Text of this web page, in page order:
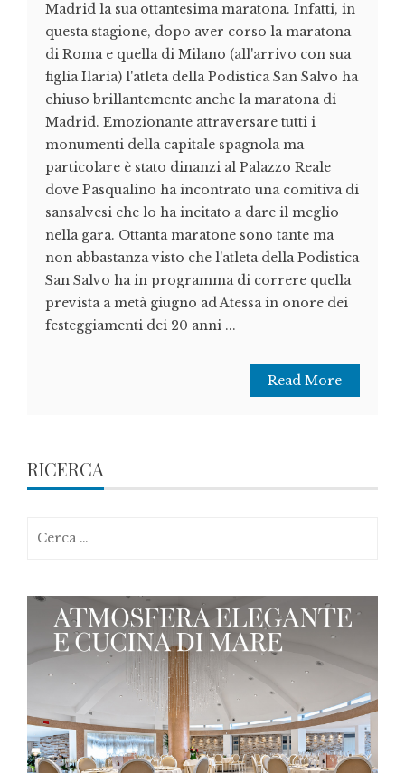
Madrid la sua ottantesima maratona. Infatti, in
questa stagione, dopo aver corso la maratona
di Roma e quella di Milano (all'arrivo con sua
figlia Ilaria) l'atleta della Podistica San Salvo ha
chiuso brillantemente anche la maratona di
Madrid. Emozionante attraversare tutti i
monumenti della capitale spagnola ma
particolare è stato dinanzi al Palazzo Reale
dove Pasqualino ha incontrato una comitiva di
sansalvesi che lo ha incitato a dare il meglio
nella gara. Ottanta maratone sono tante ma
non abbastanza visto che l'atleta della Podistica
San Salvo ha in programma di correre quella
prevista a metà giugno ad Atessa in onore dei
festeggiamenti dei 20 anni ...
Read More
RICERCA